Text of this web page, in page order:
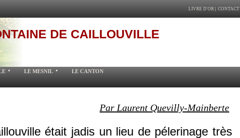
LIVRE D'OR CONTACT
DE CAILLOUVILLE
LE MESNIL LE CANTON
Par Laurent Quevilly-Mainberte
était jadis un lieu de pélerinage très